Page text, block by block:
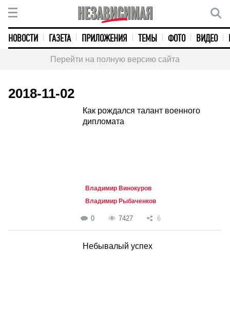
НОВОСТИ ГАЗЕТА ПРИЛОЖЕНИЯ ТЕМЫ ФОТО ВИДЕО
Перейти на полную версию сайта
2018-11-02
Как рождался талант военного
дипломата
Владимир Винокуров
Владимир Рыбаченков
0 7427 6
Небывалый успех